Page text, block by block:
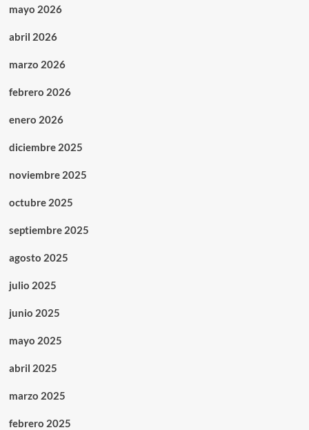
mayo 2026
abril 2026
marzo 2026
febrero 2026
enero 2026
diciembre 2025
noviembre 2025
octubre 2025
septiembre 2025
agosto 2025
julio 2025
junio 2025
mayo 2025
abril 2025
marzo 2025
febrero 2025